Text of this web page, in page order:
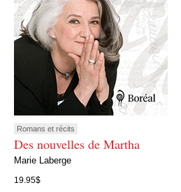
Romans et récits
Des nouvelles de Martha
Marie Laberge
19.95$